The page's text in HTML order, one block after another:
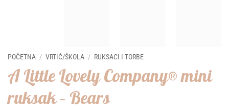
POČETNA / VRTIĆ/ŠKOLA / RUKSACI I TORBE
A Little Lovely Company® mini
ruksak – Bears